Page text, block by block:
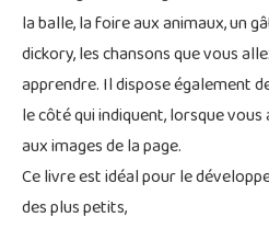
la balle, la foire aux animaux, un
dickory, les chansons que vous
apprendre. Il dispose également
le côté qui indiquent, lorsque
aux images de la page.
Ce livre est idéal pour le
des plus petits,